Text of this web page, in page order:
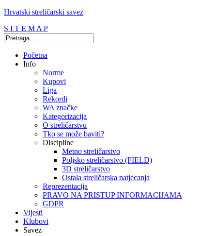
Hrvatski streličarski savez
S I T E M A P
Početna
Info
Norme
Kupovi
Liga
Rekordi
WA značke
Kategorizacija
O streličarstvu
Tko se može baviti?
Discipline
Metno streličarstvo
Poljsko streličarstvo (FIELD)
3D streličarstvo
Ostala streličarska natjecanja
Reprezentacija
PRAVO NA PRISTUP INFORMACIJAMA
GDPR
Vijesti
Klubovi
Savez